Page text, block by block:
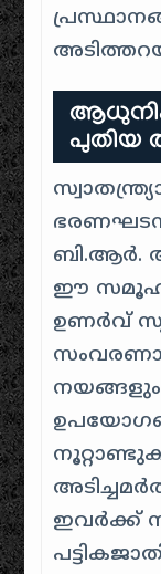
പുതിയ
ബി.ആർ.
ഈ
ഉണർവ്
നയങ്ങളും
ഇവർക്ക്